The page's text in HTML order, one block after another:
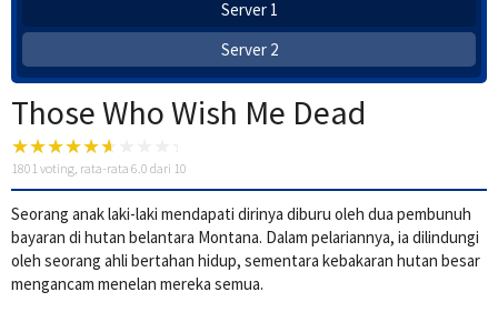
Server 1
Server 2
Those Who Wish Me Dead
1801 voting, rata-rata 6.0 dari 10
Seorang anak laki-laki mendapati dirinya diburu oleh dua pembunuh
bayaran di hutan belantara Montana. Dalam pelariannya, ia dilindungi
oleh seorang ahli bertahan hidup, sementara kebakaran hutan besar
mengancam menelan mereka semua.